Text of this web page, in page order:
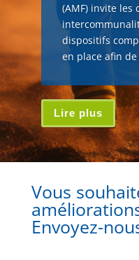
(AMF) invite les
dispositifs
en place afin
Lire plus
Vous
Envoyez-